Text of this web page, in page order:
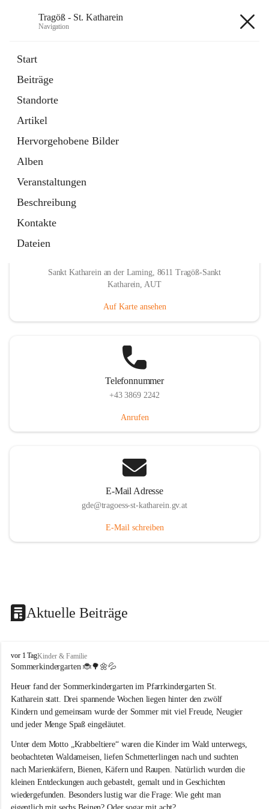
Tragöß - St. Katharein
Navigation
Start
Beiträge
Standorte
Artikel
Hervorgehobene Bilder
Alben
Veranstaltungen
Beschreibung
Kontakte
Dateien
Externe Webseite
in
Tab
Abenteuerregion Erzberg-Leoben
Artikel
öffnet
in
neuem
Tab
Sankt Katharein an der Laming, 8611 Tragöß-Sankt
Katharein, AUT
Auf Karte ansehen
Telefonnummer
+43 3869 2242
Anrufen
E-Mail Adresse
gde@tragoess-st-katharein.gv.at
E-Mail schreiben
Aktuelle Beiträge
T
r
g
ö
ß
-
t
.
a
t
h
vor 1 TagKinder & Familie
Sommerkindergarten 🐞🌳🌼💦
Heuer fand der Sommerkindergarten im Pfarrkindergarten St.
Katharein statt. Drei spannende Wochen liegen hinter den zwölf
Kindern und gemeinsam wurde der Sommer mit viel Freude, Neugier
und jeder Menge Spaß eingeläutet.
Unter dem Motto „Krabbeltiere“ waren die Kinder im Wald unterwegs,
beobachteten Waldameisen, liefen Schmetterlingen nach und suchten
nach Marienkäfern, Bienen, Käfern und Raupen. Natürlich wurden die
kleinen Entdeckungen auch gebastelt, gemalt und in Geschichten
wiedergefunden. Besonders lustig war die Frage: Wie geht man